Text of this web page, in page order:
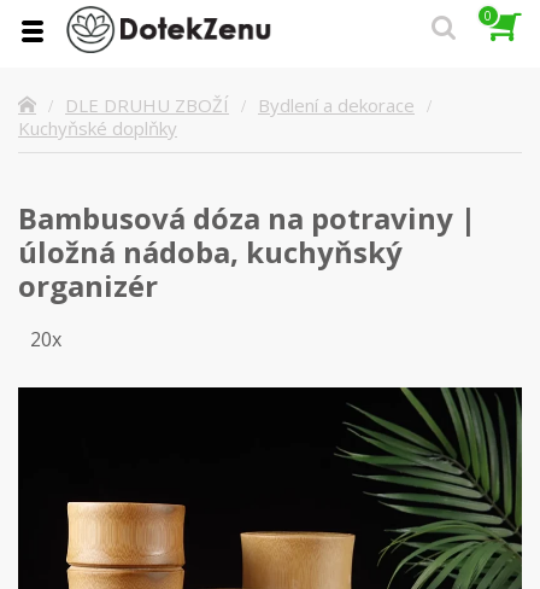
0
DLE DRUHU ZBOŽÍ
Bydlení a dekorace
Kuchyňské doplňky
Bambusová dóza na potraviny |
úložná nádoba, kuchyňský
organizér
20x